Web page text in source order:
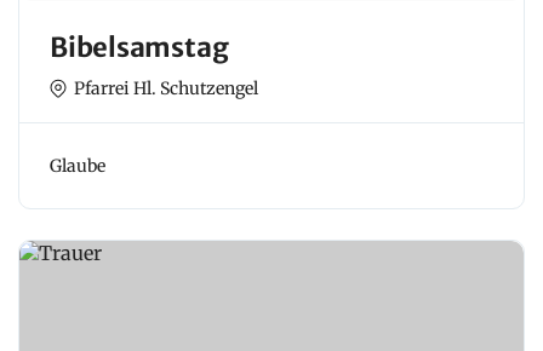
Bibelsamstag
Pfarrei Hl. Schutzengel
Glaube